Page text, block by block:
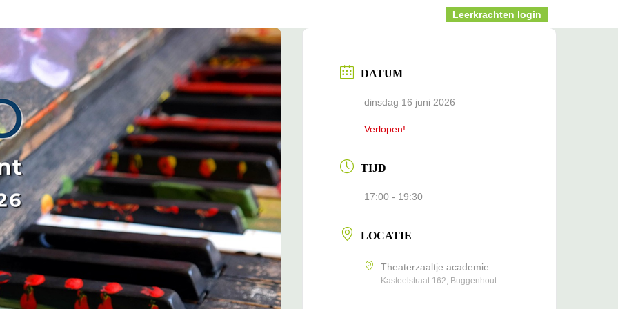
Leerkrachten login
DATUM
dinsdag 16 juni 2026
Verlopen!
TIJD
17:00 - 19:30
LOCATIE
Theaterzaaltje academie
Kasteelstraat 162, Buggenhout